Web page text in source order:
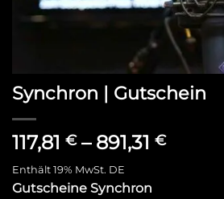
Synchron | Gutschein
117,81 € – 891,31 €
Enthält 19% MwSt. DE
Gutscheine Synchron